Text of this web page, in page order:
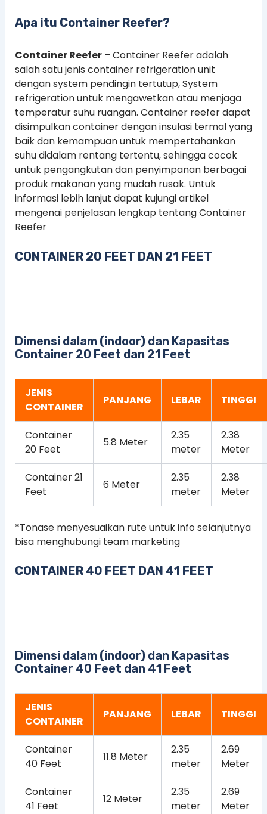
Apa itu Container Reefer?
Container Reefer– Container Reefer adalah
salah satu jenis container refrigeration unit
dengan system pendingin tertutup, System
refrigeration untuk mengawetkan atau menjaga
temperatur suhu ruangan. Container reefer dapat
disimpulkan container dengan insulasi termal yang
baik dan kemampuan untuk mempertahankan
suhu didalam rentang tertentu, sehingga cocok
untuk pengangkutan dan penyimpanan berbagai
produk makanan yang mudah rusak. Untuk
informasi lebih lanjut dapat kujungi artikel
mengenai penjelasan lengkap tentang Container
Reefer
CONTAINER 20 FEET DAN 21 FEET
Dimensi dalam (indoor) dan Kapasitas
Container 20 Feet dan 21 Feet
JENIS
CONTAINER
PANJANG LEBAR TINGGI
Container
20 Feet
5.8 Meter
2.35
meter
2.38
Meter
Container 21
Feet
6 Meter
2.35
meter
2.38
Meter
*Tonase menyesuaikan rute untuk info selanjutnya
bisa menghubungi team marketing
CONTAINER 40 FEET DAN 41 FEET
Dimensi dalam (indoor) dan Kapasitas
Container 40 Feet dan 41 Feet
JENIS
CONTAINER
PANJANG LEBAR TINGGI
Container
40 Feet
11.8 Meter
2.35
meter
2.69
Meter
Container
41 Feet
12 Meter
2.35
meter
2.69
Meter